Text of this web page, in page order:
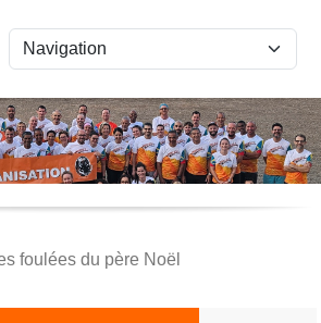
foulées du père Noël
cookies